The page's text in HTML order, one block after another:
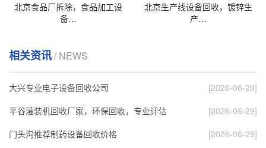
北京食品厂拆除，食品加工设
备…
北京生产线设备回收，镀锌生
产…
相关资讯/ NEWS
大兴专业电子设备回收公司
[2026-06-29]
平谷灌装机回收厂家，环保回收，专业评估
[2026-06-29]
门头沟推荐制药设备回收价格
[2026-06-29]